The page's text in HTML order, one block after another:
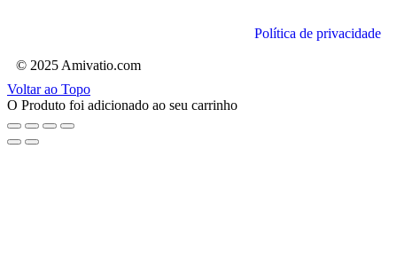
Política de privacidade
© 2025 Amivatio.com
Voltar ao Topo
O Produto foi adicionado ao seu carrinho